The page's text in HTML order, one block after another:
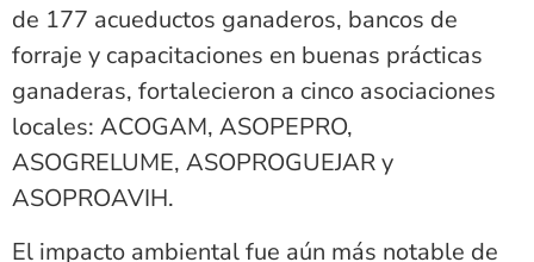
de 177 acueductos ganaderos, bancos de
forraje y capacitaciones en buenas prácticas
ganaderas, fortalecieron a cinco asociaciones
locales: ACOGAM, ASOPEPRO,
ASOGRELUME, ASOPROGUEJAR y
ASOPROAVIH.
El impacto ambiental fue aún más notable de